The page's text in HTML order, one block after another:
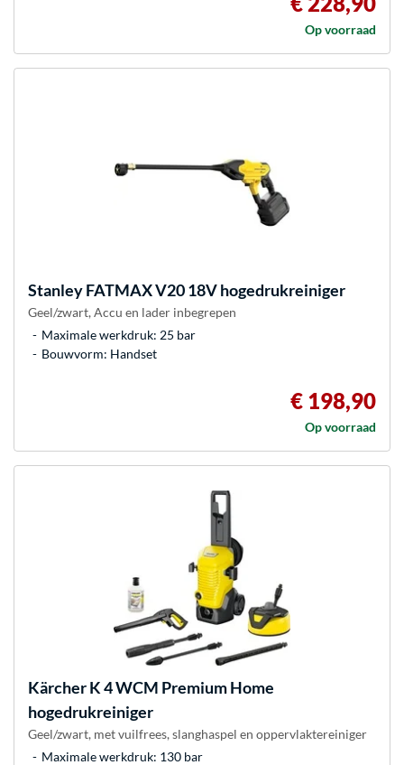
Op voorraad
StanleyFATMAX V20 18V hogedrukreiniger
Geel/zwart, Accu en lader inbegrepen
Maximale werkdruk: 25 bar
Bouwvorm: Handset
€ 198,90
Op voorraad
KärcherK 4 WCM Premium Home
hogedrukreiniger
Geel/zwart, met vuilfrees, slanghaspel en oppervlaktereiniger
Maximale werkdruk: 130 bar